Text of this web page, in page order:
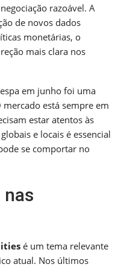
razoável. A
de novos dados
monetárias, o
mais clara nos
em junho foi uma
está sempre em
estar atentos às
e locais é essencial
se comportar no
nas
é um tema relevante
atual. Nos últimos